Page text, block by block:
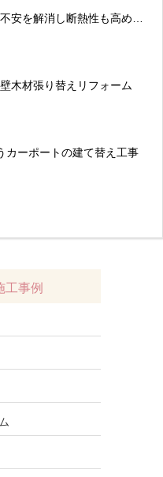
し断熱性も高めたトイレリフォーム
木材張り替えリフォーム
カーポートの建て替え工事
工事例